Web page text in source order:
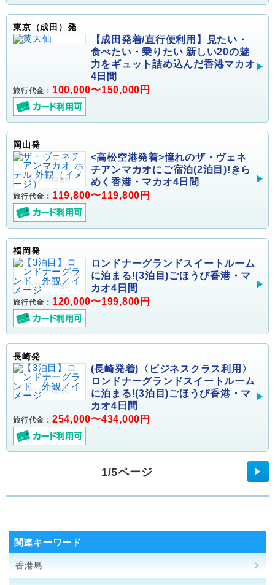
東京（成田）発
【成田発着/直行便利用】見たい・
食べたい・乗りたい 新しい20の魅
力をギュット詰め込んだ香港マカオ
4日間
旅行代金： 100,000〜150,000円
岡山発
<高松空港発着>憧れのザ・ヴェネ
チアンマカオにご宿泊(2泊目)!きら
めく香港・マカオ4日間
旅行代金： 119,800〜119,800円
福岡発
ロンドナーグランドスイートルーム
に泊まる!(3泊目)ごほうび香港・マ
カオ4日間
旅行代金： 120,000〜199,800円
長崎発
(長崎発着)〈ビジネスクラス利用〉
ロンドナーグランドスイートルーム
に泊まる!(3泊目)ごほうび香港・マ
カオ4日間
旅行代金： 254,000〜434,000円
1/5ページ ▶
関連キーワード
香港島